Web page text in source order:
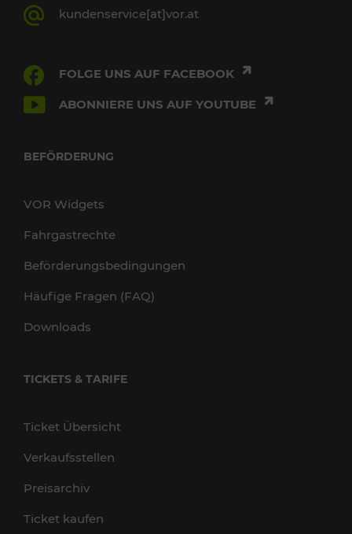
kundenservice[at]vor.at
FOLGE UNS AUF FACEBOOK
ABONNIERE UNS AUF YOUTUBE
BEFÖRDERUNG
VOR Widgets
Fahrgastrechte
Beförderungsbedingungen
Häufige Fragen (FAQ)
Downloads
TICKETS & TARIFE
Ticket Übersicht
Verkaufsstellen
Preisarchiv
Ticket kaufen